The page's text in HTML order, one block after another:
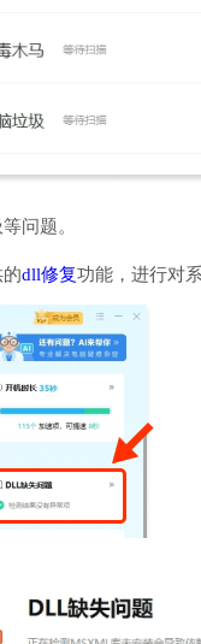
问题。
dll修复功能，进行对